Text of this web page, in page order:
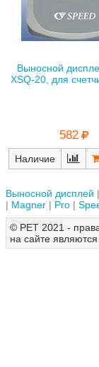
Выносной
XSQ-20, для
582
Наличие
Выносной дисплей
Magner
Pro
© РЕТ 2021 -
на сайте